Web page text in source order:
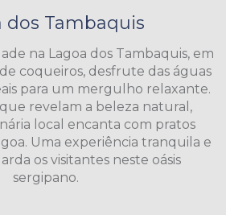
dos Tambaquis
na Lagoa dos Tambaquis, em
coqueiros, desfrute das águas
para um mergulho relaxante.
revelam a beleza natural,
local encanta com pratos
Uma experiência tranquila e
os visitantes neste oásis
sergipano.